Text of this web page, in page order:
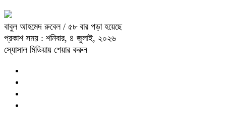
বাবুল আহমেদ রুবেল / ৫৮ বার পড়া হয়েছে
প্রকাশ সময় : শনিবার, ৪ জুলাই, ২০২৬
স্যোসাল মিডিয়ায় শেয়ার করুন